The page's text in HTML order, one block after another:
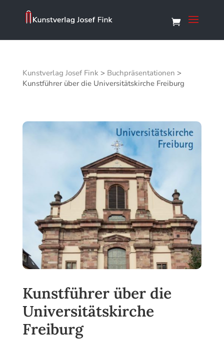
Kunstverlag Josef Fink > Buchpräsentationen >
Kunstführer über die Universitätskirche Freiburg
Kunstführer über die
Universitätskirche
Freiburg